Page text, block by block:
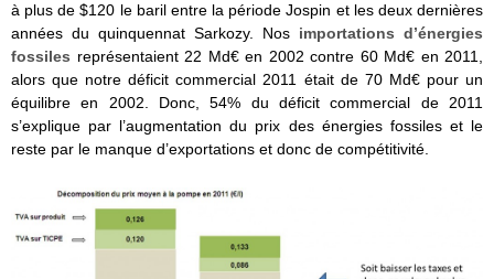
à plus de $120 le baril entre la période Jospin et les deux dernières
années du quinquennat Sarkozy. Nos importations d’énergies
fossiles représentaient 22 Md€ en 2002 contre 60 Md€ en 2011,
alors que notre déficit commercial 2011 était de 70 Md€ pour un
équilibre en 2002. Donc, 54% du déficit commercial de 2011
s’explique par l’augmentation du prix des énergies fossiles et le
reste par le manque d’exportations et donc de compétitivité.